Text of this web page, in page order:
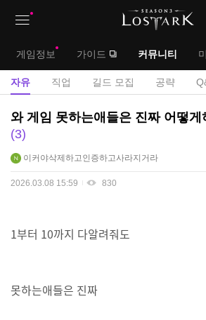
대
메
뉴
게임정보 가이드 커뮤니티
서
뉴
자유 직업 길드 모집 공략
자
유
게
시
와 게임 못하는애들은 진짜 어떻
3
이커야삭제하고인증하고사라지거라
2026.03.08 15:59 830
1부터 10까지 다알려줘도
못하는애들은 진짜